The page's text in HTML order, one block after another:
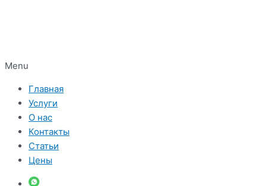
Menu
Главная
Услуги
О нас
Контакты
Статьи
Цены